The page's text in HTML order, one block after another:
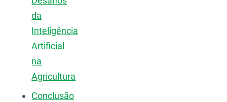
da
Inteligência
Artificial
na
Agricultura
Conclusão